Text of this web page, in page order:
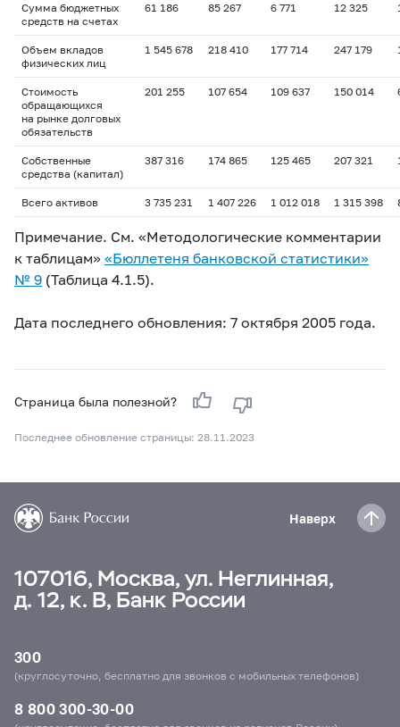
Сумма бюджетных
средств на счетах
61 186 85 267 6 771 12 325
Объем вкладов
физических лиц
1 545 678 218 410 177 714 247 179
Стоимость
обращающихся
на рынке долговых
обязательств
201 255 107 654 109 637 150 014
Собственные
средства (капитал)
387 316 174 865 125 465 207 321
Всего активов 3 735 231 1 407 226 1 012 018 1 315 398
Примечание. См. «Методологические комментарии
к таблицам» «Бюллетеня банковской статистики»
№ 9 (Таблица 4.1.5).
Дата последнего обновления: 7 октября 2005 года.
Страница была полезной?
Последнее обновление страницы: 28.11.2023
Наверх
107016, Москва, ул. Неглинная,
д. 12, к. В, Банк России
300
(круглосуточно, бесплатно для звонков с мобильных телефонов)
8 800 300-30-00